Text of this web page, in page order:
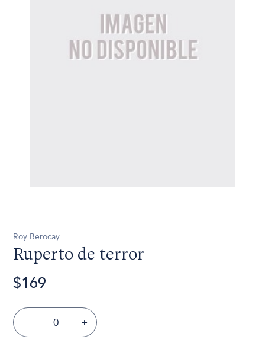
Roy Berocay
Ruperto de terror
$169
- +